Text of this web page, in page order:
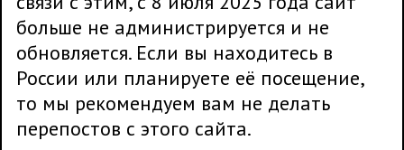
больше не администрируется и не
обновляется. Если вы находитесь в
России или планируете её посещение,
то мы рекомендуем вам не делать
перепостов с этого сайта.